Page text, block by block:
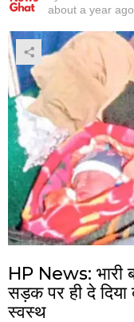
about a year ago
HP News: भारी
सड़क पर ही दे दिया
स्वस्थ